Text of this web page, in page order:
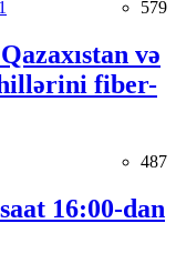
579
və
fiber-
487
16:00-dan